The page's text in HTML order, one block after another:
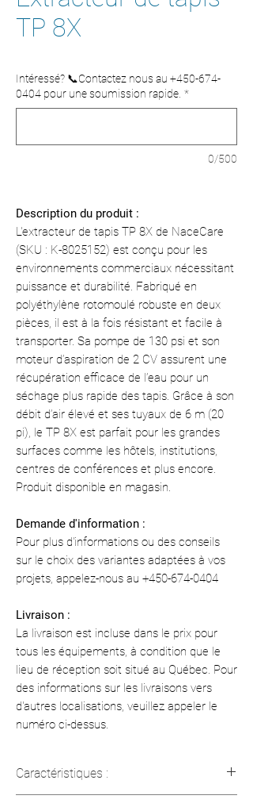
TP 8X
Intéressé? 📞Contactez nous au +450-674-
0404 pour une soumission rapide. *
0/500
Description du produit :
L'extracteur de tapis TP 8X de NaceCare
(SKU : K-8025152) est conçu pour les
environnements commerciaux nécessitant
puissance et durabilité. Fabriqué en
polyéthylène rotomoulé robuste en deux
pièces, il est à la fois résistant et facile à
transporter. Sa pompe de 130 psi et son
moteur d’aspiration de 2 CV assurent une
récupération efficace de l’eau pour un
séchage plus rapide des tapis. Grâce à son
débit d’air élevé et ses tuyaux de 6 m (20
pi), le TP 8X est parfait pour les grandes
surfaces comme les hôtels, institutions,
centres de conférences et plus encore.
Produit disponible en magasin.
Demande d'information :
Pour plus d'informations ou des conseils
sur le choix des variantes adaptées à vos
projets, appelez-nous au +450-674-0404
Livraison :
La livraison est incluse dans le prix pour
tous les équipements, à condition que le
lieu de réception soit situé au Québec. Pour
des informations sur les livraisons vers
d'autres localisations, veuillez appeler le
numéro ci-dessus.
Caractéristiques :